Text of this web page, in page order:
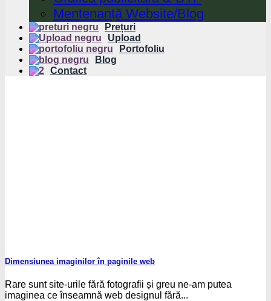
Mentenanță Website/Blog
Prețuri
Upload
Portofoliu
Blog
Contact
Dimensiunea imaginilor în paginile web
Rare sunt site-urile fără fotografii și greu ne-am putea
imaginea ce înseamnă web designul fără...